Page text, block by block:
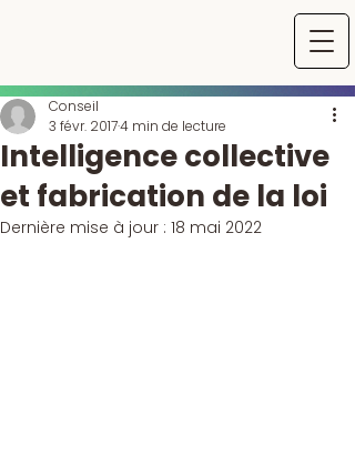
Intelligence collective
et fabrication de la loi
Conseil
3 févr. 20174 min de lecture
Dernière mise à jour : 18 mai 2022